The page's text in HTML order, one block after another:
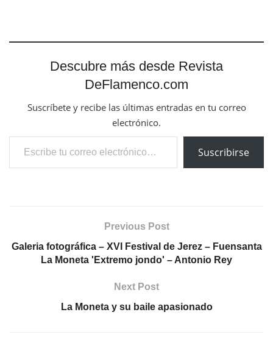
Descubre más desde Revista
DeFlamenco.com
Suscríbete y recibe las últimas entradas en tu correo
electrónico.
Escribe tu correo electrónico…
Suscribirse
Previous Post
Galeria fotográfica – XVI Festival de Jerez – Fuensanta
La Moneta 'Extremo jondo' – Antonio Rey
Next Post
La Moneta y su baile apasionado